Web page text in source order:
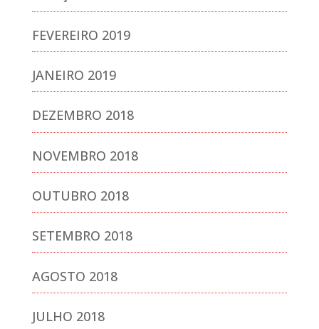
FEVEREIRO 2019
JANEIRO 2019
DEZEMBRO 2018
NOVEMBRO 2018
OUTUBRO 2018
SETEMBRO 2018
AGOSTO 2018
JULHO 2018